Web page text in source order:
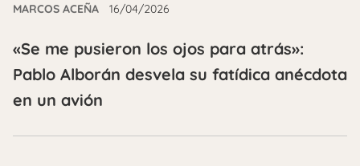
MARCOS ACEÑA 16/04/2026
«Se me pusieron los ojos para atrás»:
Pablo Alborán desvela su fatídica anécdota
en un avión